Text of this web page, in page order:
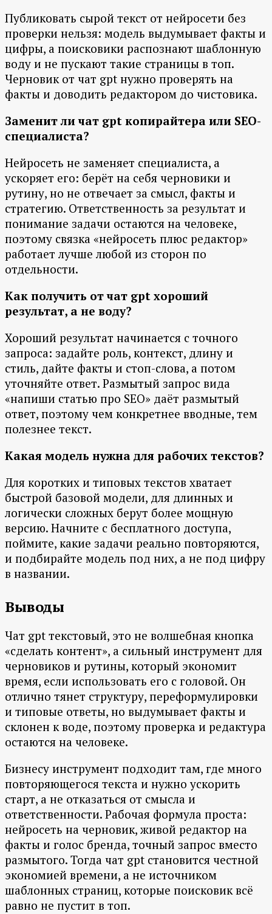
Публиковать сырой текст от нейросети без
проверки нельзя: модель выдумывает факты и
цифры, а поисковики распознают шаблонную
воду и не пускают такие страницы в топ.
Черновик от чат gpt нужно проверять на
факты и доводить редактором до чистовика.
Заменит ли чат gpt копирайтера или SEO-
специалиста?
Нейросеть не заменяет специалиста, а
ускоряет его: берёт на себя черновики и
рутину, но не отвечает за смысл, факты и
стратегию. Ответственность за результат и
понимание задачи остаются на человеке,
поэтому связка «нейросеть плюс редактор»
работает лучше любой из сторон по
отдельности.
Как получить от чат gpt хороший
результат, а не воду?
Хороший результат начинается с точного
запроса: задайте роль, контекст, длину и
стиль, дайте факты и стоп-слова, а потом
уточняйте ответ. Размытый запрос вида
«напиши статью про SEO» даёт размытый
ответ, поэтому чем конкретнее вводные, тем
полезнее текст.
Какая модель нужна для рабочих текстов?
Для коротких и типовых текстов хватает
быстрой базовой модели, для длинных и
логически сложных берут более мощную
версию. Начните с бесплатного доступа,
поймите, какие задачи реально повторяются,
и подбирайте модель под них, а не под цифру
в названии.
Выводы
Чат gpt текстовый, это не волшебная кнопка
«сделать контент», а сильный инструмент для
черновиков и рутины, который экономит
время, если использовать его с головой. Он
отлично тянет структуру, переформулировки
и типовые ответы, но выдумывает факты и
склонен к воде, поэтому проверка и редактура
остаются на человеке.
Бизнесу инструмент подходит там, где много
повторяющегося текста и нужно ускорить
старт, а не отказаться от смысла и
ответственности. Рабочая формула проста:
нейросеть на черновик, живой редактор на
факты и голос бренда, точный запрос вместо
размытого. Тогда чат gpt становится честной
экономией времени, а не источником
шаблонных страниц, которые поисковик всё
равно не пустит в топ.